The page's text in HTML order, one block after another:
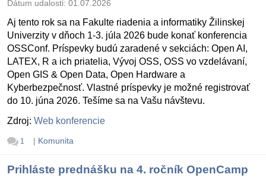
Dátum udalosti: 01.07.2026
Aj tento rok sa na Fakulte riadenia a informatiky Žilinskej
Univerzity v dňoch 1-3. júla 2026 bude konať konferencia
OSSConf. Príspevky budú zaradené v sekciách: Open AI,
LATEX, R a ich priatelia, Vývoj OSS, OSS vo vzdelávaní,
Open GIS & Open Data, Open Hardware a
Kyberbezpečnosť. Vlastné príspevky je možné registrovať
do 10. júna 2026. Tešíme sa na Vašu návštevu.
Zdroj: Web konferencie
1 | Komunita
Prihláste prednášku na 4. ročník OpenCamp